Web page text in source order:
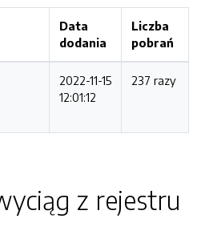
Data
dodania
Liczba
pobrań
2022-11-15
12:01:12
237 razy
z rejestru